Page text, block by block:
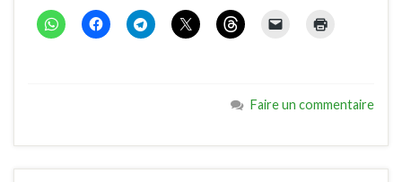
Faire un commentaire